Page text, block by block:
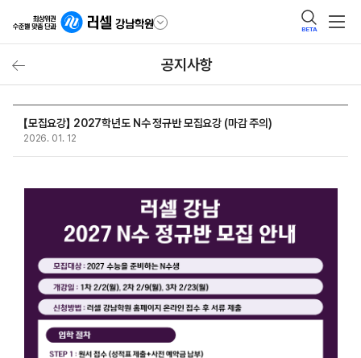
BETA
공지사항
【모집요강】 2027학년도 N수 정규반 모집요강 (마감 주의)
2026. 01. 12